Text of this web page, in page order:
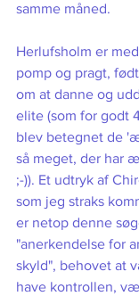
samme måned.
Herlufsholm er
pomp og pragt,
om at danne og
elite (som for godt
blev betegnet de
så meget, der har
;-)). Et udtryk af
som jeg straks
er netop denne
"anerkendelse for
skyld", behovet at
have kontrollen,